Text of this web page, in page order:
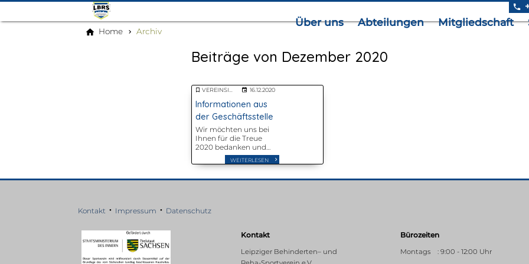
Über uns Abteilungen Mitgliedschaft
Home Archiv
Beiträge von Dezember 2020
VEREINSINFORMATIONEN 16.12.2020
Informationen aus
der Geschäftsstelle
Wir möchten uns bei
Ihnen für die Treue
2020 bedanken und
wünschen Ihnen ein
gesundes neues Jahr.
aktuellen Telefon-
während des
WEITERLESEN
Kontakt • Impressum • Datenschutz
Kontakt
Leipziger Behinderten– und
Bürozeiten
Montags : 9:00 - 12:00 Uhr